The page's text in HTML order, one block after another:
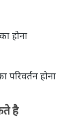
होना
होना
है